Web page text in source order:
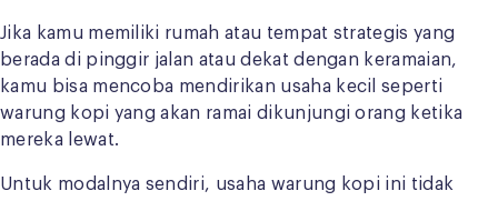
Jika kamu memiliki rumah atau tempat strategis yang
berada di pinggir jalan atau dekat dengan keramaian,
kamu bisa mencoba mendirikan usaha kecil seperti
warung kopi yang akan ramai dikunjungi orang ketika
mereka lewat.
Untuk modalnya sendiri, usaha warung kopi ini tidak